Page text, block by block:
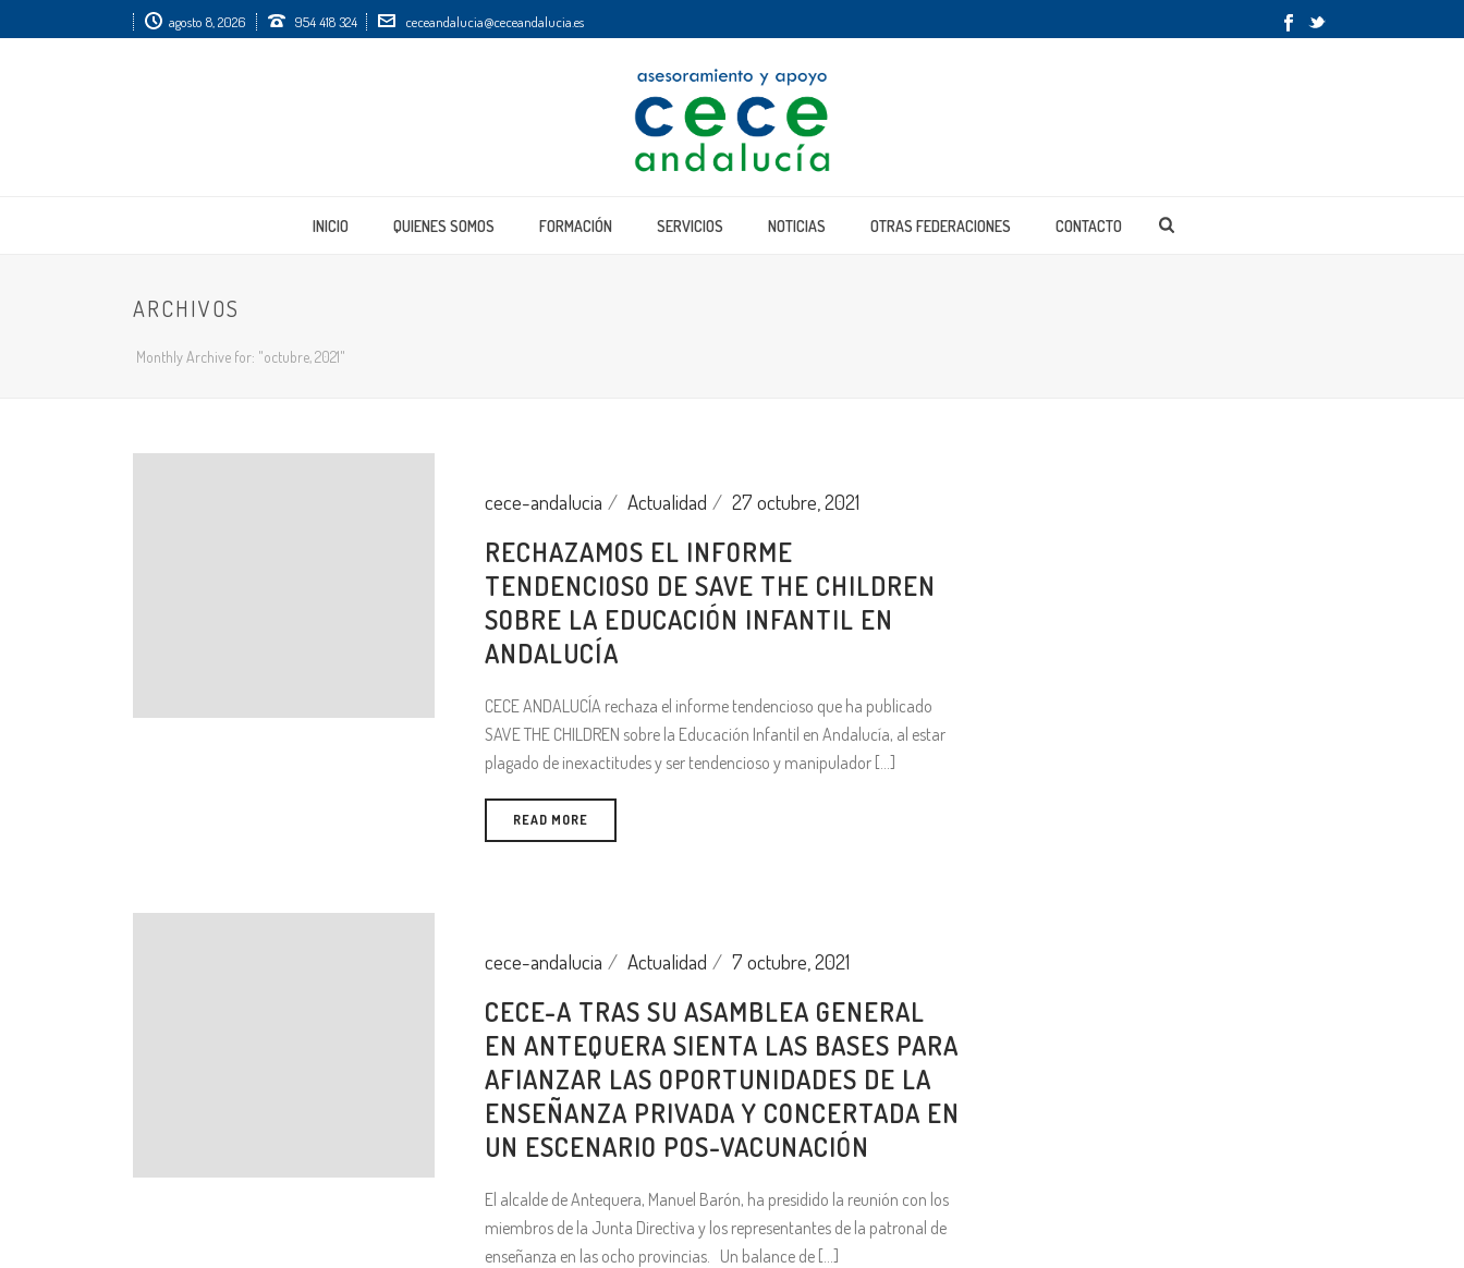
agosto 8, 2026 954 418 324 ceceandalucia@ceceandalucia.es
INICIO QUIENES SOMOS FORMACIÓN SERVICIOS NOTICIAS OTRAS FEDERACIONES CONTACTO
ARCHIVOS
Monthly Archive for: "octubre, 2021"
cece-andalucia Actualidad 27 octubre, 2021
RECHAZAMOS EL INFORME
TENDENCIOSO DE SAVE THE CHILDREN
SOBRE LA EDUCACIÓN INFANTIL EN
ANDALUCÍA
CECE ANDALUCÍA rechaza el informe tendencioso que ha publicado
SAVE THE CHILDREN sobre la Educación Infantil en Andalucía, al estar
plagado de inexactitudes y ser tendencioso y manipulador [...]
READ MORE
cece-andalucia Actualidad 7 octubre, 2021
CECE-A TRAS SU ASAMBLEA GENERAL
EN ANTEQUERA SIENTA LAS BASES PARA
AFIANZAR LAS OPORTUNIDADES DE LA
ENSEÑANZA PRIVADA Y CONCERTADA EN
UN ESCENARIO POS-VACUNACIÓN
El alcalde de Antequera, Manuel Barón, ha presidido la reunión con los
miembros de la Junta Directiva y los representantes de la patronal de
enseñanza en las ocho provincias. Un balance de [...]